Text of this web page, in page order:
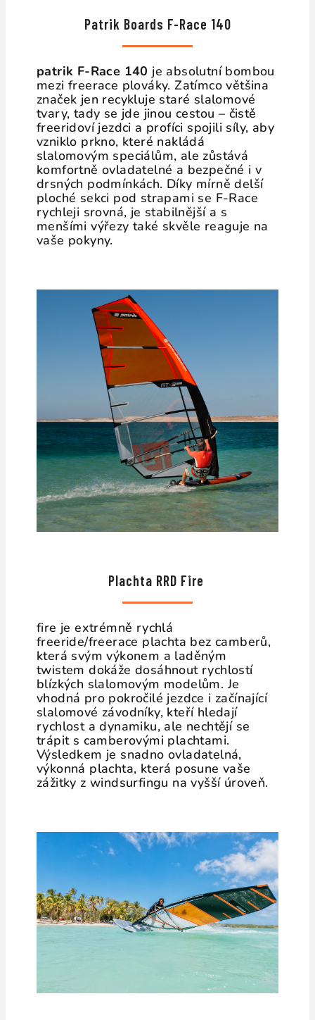
Patrik Boards F-Race 140
patrik F-Race 140 je absolutní bombou
mezi freerace plováky. Zatímco většina
značek jen recykluje staré slalomové
tvary, tady se jde jinou cestou – čistě
freeridoví jezdci a profíci spojili síly, aby
vzniklo prkno, které nakládá
slalomovým speciálům, ale zůstává
komfortně ovladatelné a bezpečné i v
drsných podmínkách. Díky mírně delší
ploché sekci pod strapami se F-Race
rychleji srovná, je stabilnější a s
menšími výřezy také skvěle reaguje na
vaše pokyny.
Plachta RRD Fire
fire je extrémně rychlá
freeride/freerace plachta bez camberů,
která svým výkonem a laděným
twistem dokáže dosáhnout rychlostí
blízkých slalomovým modelům. Je
vhodná pro pokročilé jezdce i začínající
slalomové závodníky, kteří hledají
rychlost a dynamiku, ale nechtějí se
trápit s camberovými plachtami.
Výsledkem je snadno ovladatelná,
výkonná plachta, která posune vaše
zážitky z windsurfingu na vyšší úroveň.